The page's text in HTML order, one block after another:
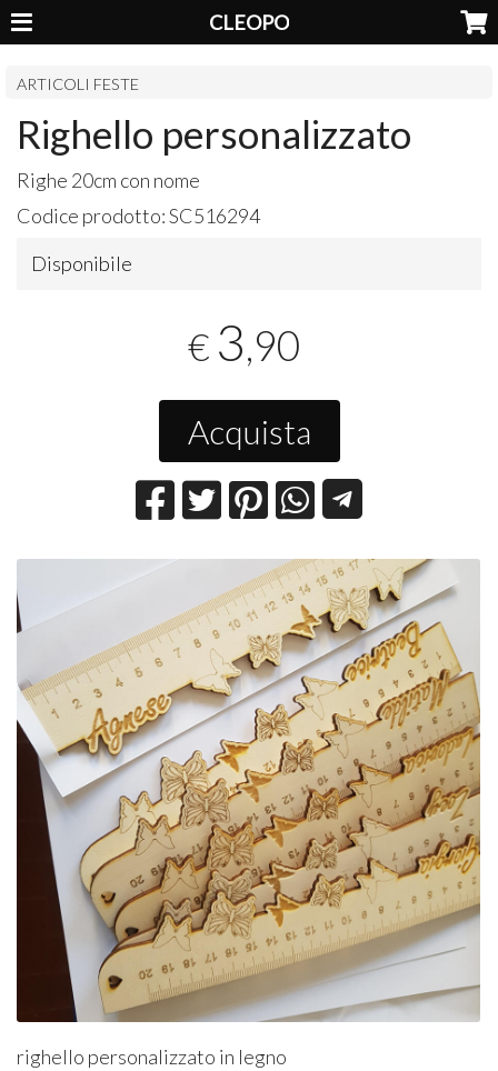
CLEOPO
ARTICOLI FESTE
Righello personalizzato
Righe 20cm con nome
Codice prodotto:SC516294
Disponibile
€ 3,90
Acquista
righello personalizzato in legno